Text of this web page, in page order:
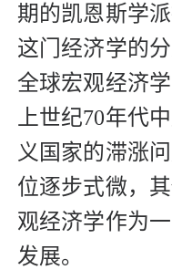
期的凯恩斯学
这门经济学的
全球宏观经济
上世纪70年代
义国家的滞涨
位逐步式微，
观经济学作为
发展。